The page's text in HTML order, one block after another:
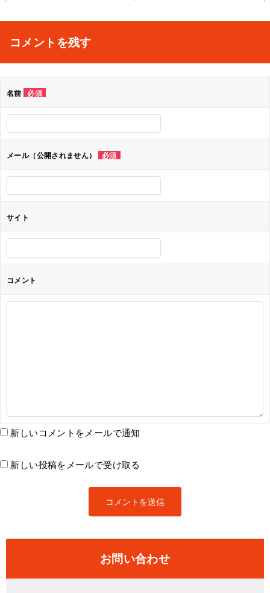
ビ
シ
ョ
ン
コメントを残す
名前 必須
メール（公開されません） 必須
サイト
コメント
新しいコメントをメールで通知
新しい投稿をメールで受け取る
お問い合わせ